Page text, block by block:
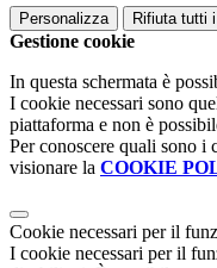
Personalizza Rifiuta tutti
Gestione cookie
In questa schermata è
I cookie necessari sono
piattaforma e non è
Per conoscere quali sono i
visionare la COOKIE
Cookie necessari per il
I cookie necessari per il